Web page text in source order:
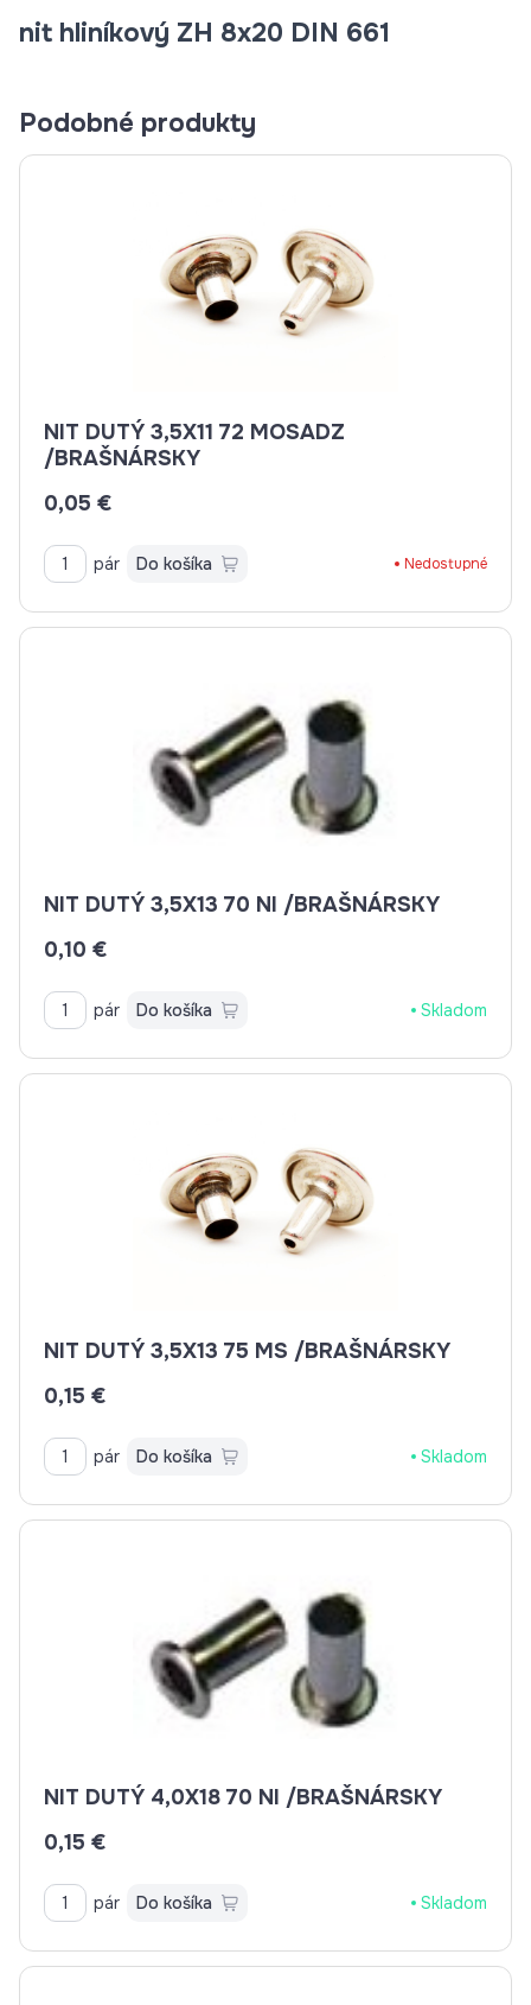
nit hliníkový ZH 8x20 DIN 661
Podobné produkty
NIT DUTÝ 3,5X11 72 MOSADZ
/BRAŠNÁRSKY
0,05 €
pár Do košíka Nedostupné
NIT DUTÝ 3,5X13 70 NI /BRAŠNÁRSKY
0,10 €
pár Do košíka Skladom
NIT DUTÝ 3,5X13 75 MS /BRAŠNÁRSKY
0,15 €
pár Do košíka Skladom
NIT DUTÝ 4,0X18 70 NI /BRAŠNÁRSKY
0,15 €
pár Do košíka Skladom